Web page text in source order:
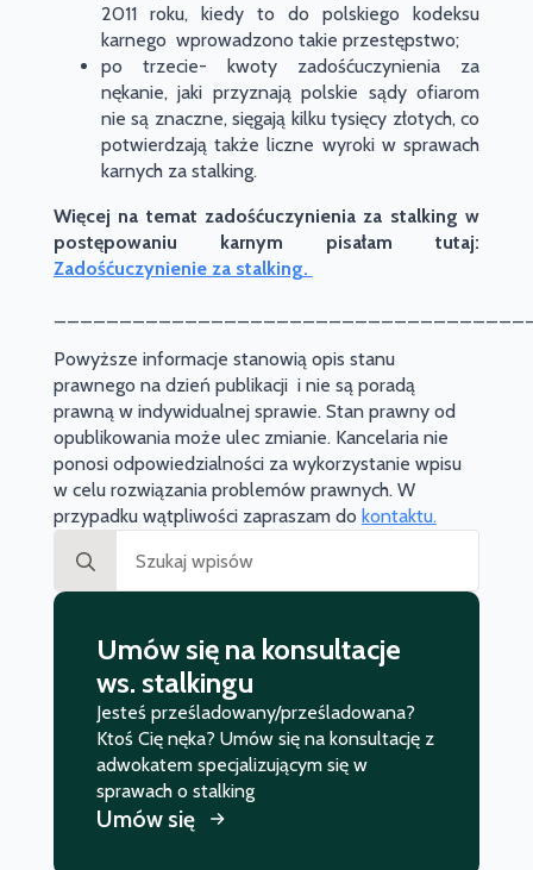
2011 roku, kiedy to do polskiego kodeksu
karnego wprowadzono takie przestępstwo;
po trzecie- kwoty zadośćuczynienia za
nękanie, jaki przyznają polskie sądy ofiarom
nie są znaczne, sięgają kilku tysięcy złotych, co
potwierdzają także liczne wyroki w sprawach
karnych za stalking.
Więcej na temat zadośćuczynienia za stalking w
postępowaniu karnym pisałam tutaj:
Zadośćuczynienie za stalking.
Powyższe informacje stanowią opis stanu
prawnego na dzień publikacji i nie są poradą
prawną w indywidualnej sprawie. Stan prawny od
opublikowania może ulec zmianie. Kancelaria nie
ponosi odpowiedzialności za wykorzystanie wpisu
w celu rozwiązania problemów prawnych. W
przypadku wątpliwości zapraszam do kontaktu.
for:
Umów się na konsultacje
ws. stalkingu
Jesteś prześladowany/prześladowana?
Ktoś Cię nęka? Umów się na konsultację z
adwokatem specjalizującym się w
sprawach o stalking
Umów się